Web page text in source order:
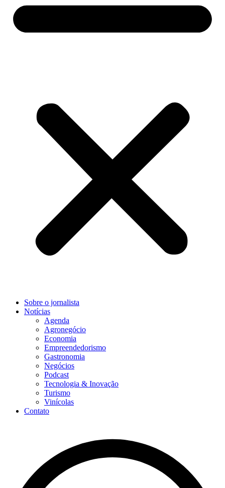
Sobre o jornalista
Notícias
Agenda
Agronegócio
Economia
Empreendedorismo
Gastronomia
Negócios
Podcast
Tecnologia & Inovação
Turismo
Vinícolas
Contato